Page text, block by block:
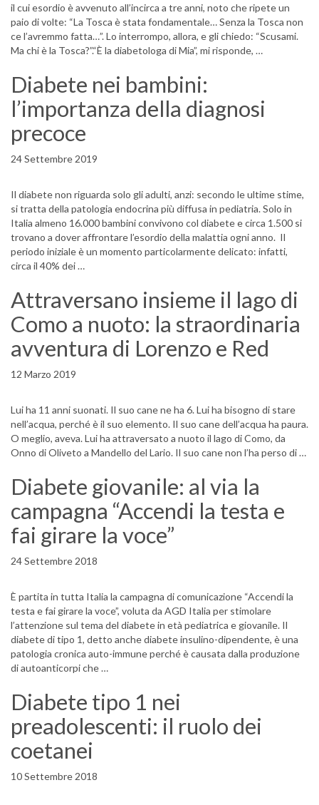
il cui esordio è avvenuto all’incirca a tre anni, noto che ripete un
paio di volte: “La Tosca è stata fondamentale… Senza la Tosca non
ce l’avremmo fatta…”. Lo interrompo, allora, e gli chiedo: “Scusami.
Ma chi è la Tosca?”.“È la diabetologa di Mia”, mi risponde, …
Diabete nei bambini:
l’importanza della diagnosi
precoce
24 Settembre 2019
Il diabete non riguarda solo gli adulti, anzi: secondo le ultime stime,
si tratta della patologia endocrina più diffusa in pediatria. Solo in
Italia almeno 16.000 bambini convivono col diabete e circa 1.500 si
trovano a dover affrontare l’esordio della malattia ogni anno. Il
periodo iniziale è un momento particolarmente delicato: infatti,
circa il 40% dei …
Attraversano insieme il lago di
Como a nuoto: la straordinaria
avventura di Lorenzo e Red
12 Marzo 2019
Lui ha 11 anni suonati. Il suo cane ne ha 6. Lui ha bisogno di stare
nell’acqua, perché è il suo elemento. Il suo cane dell’acqua ha paura.
O meglio, aveva. Lui ha attraversato a nuoto il lago di Como, da
Onno di Oliveto a Mandello del Lario. Il suo cane non l’ha perso di …
Diabete giovanile: al via la
campagna “Accendi la testa e
fai girare la voce”
24 Settembre 2018
È partita in tutta Italia la campagna di comunicazione “Accendi la
testa e fai girare la voce”, voluta da AGD Italia per stimolare
l’attenzione sul tema del diabete in età pediatrica e giovanile. Il
diabete di tipo 1, detto anche diabete insulino-dipendente, è una
patologia cronica auto-immune perché è causata dalla produzione
di autoanticorpi che …
Diabete tipo 1 nei
preadolescenti: il ruolo dei
coetanei
10 Settembre 2018